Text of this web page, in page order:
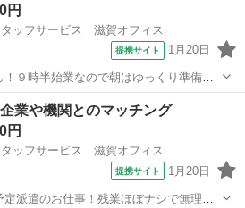
円
ッフサービス 滋賀オフィス
提携サイト 1月20日
９時半始業なので朝はゆっくり準備が
などをお願いします。 ☆☆スタッ
人...
営業
業や機関とのマッチング
円
ッフサービス 滋賀オフィス
提携サイト 1月20日
派遣のお仕事！残業ほぼナシで無理な